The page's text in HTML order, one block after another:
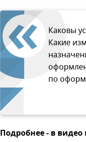
Каковы
Какие
по
Подробнее - в